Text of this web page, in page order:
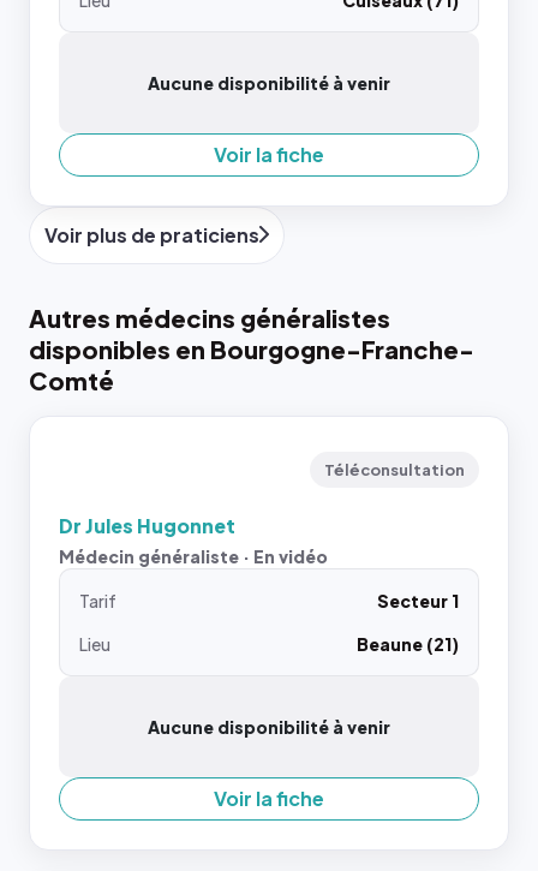
Aucune disponibilité à venir
Voir la fiche
Voir plus de praticiens
Autres médecins généralistes
disponibles en Bourgogne-Franche-
Comté
Téléconsultation
Dr Jules Hugonnet
Médecin généraliste · En vidéo
Tarif
Secteur 1
Lieu
Beaune (21)
Aucune disponibilité à venir
Voir la fiche